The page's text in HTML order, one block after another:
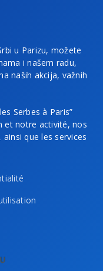
u Parizu, možete
i našem radu,
naših akcija, važnih
Serbes à Paris”
et notre activité, nos
que les services